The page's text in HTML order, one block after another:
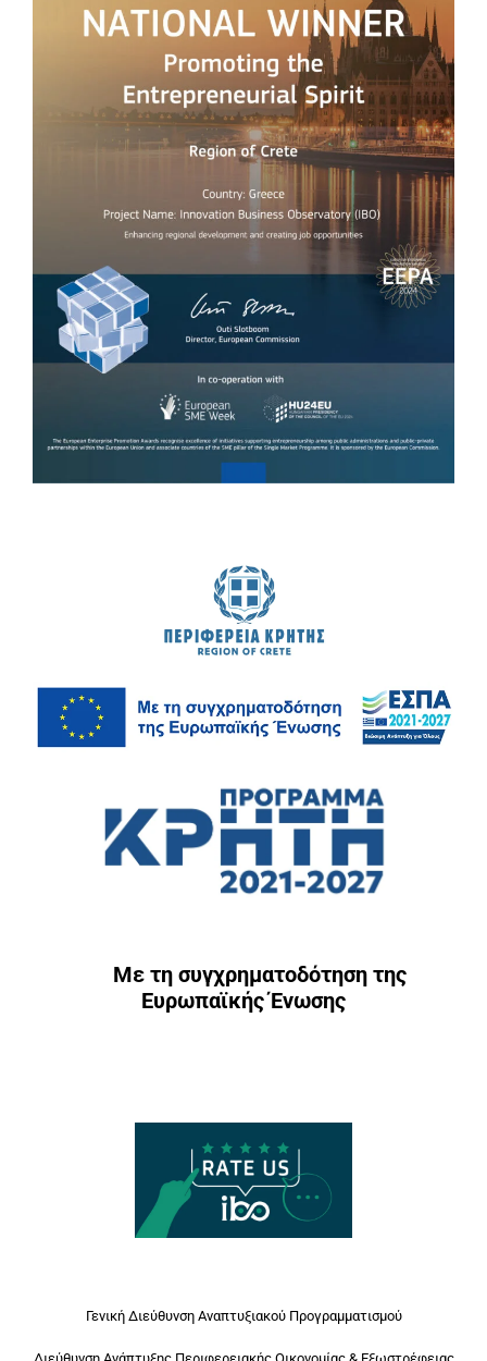
Με τη συγχρηματοδότηση της
Ευρωπαϊκής Ένωσης
Γενική Διεύθυνση Αναπτυξιακού Προγραμματισμού